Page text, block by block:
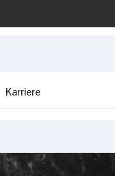
Karriere